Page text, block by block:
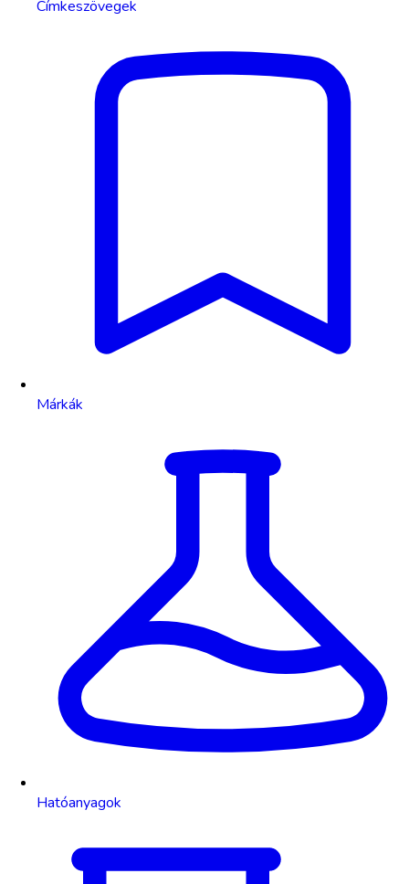
Címkeszövegek
Márkák
Hatóanyagok